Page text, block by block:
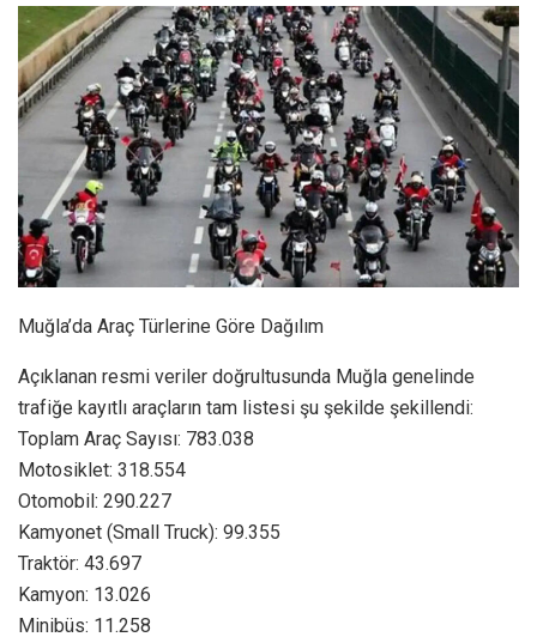
Muğla’da Araç Türlerine Göre Dağılım
Açıklanan resmi veriler doğrultusunda Muğla genelinde
trafiğe kayıtlı araçların tam listesi şu şekilde şekillendi:
Toplam Araç Sayısı: 783.038
Motosiklet: 318.554
Otomobil: 290.227
Kamyonet (Small Truck): 99.355
Traktör: 43.697
Kamyon: 13.026
Minibüs: 11.258